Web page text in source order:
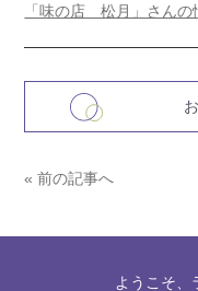
「味の店 松月」さんの
« 前の記事へ
ようこそ、